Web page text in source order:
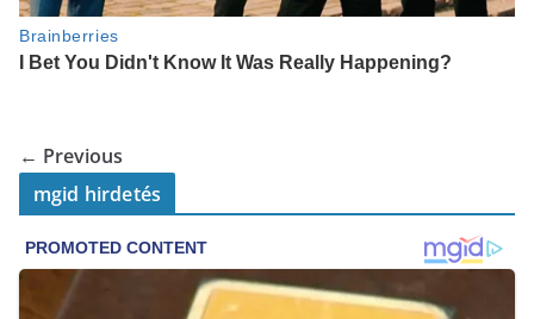
← Previous
mgid hirdetés